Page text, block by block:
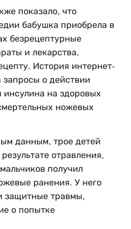
показало, что
бабушка приобрела в
безрецептурные
и лекарства,
История интернет-
о действии
инсулина на здоровых
ножевых
данным, трое детей
отравления,
получил
ранения. У него
защитные травмы,
о попытке